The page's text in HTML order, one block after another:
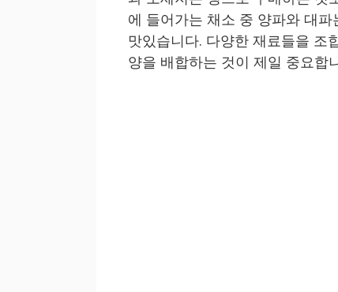
에 들어가는 채소 중 양파와 대
맛있습니다. 다양한 재료들을 조
양을 배합하는 것이 제일 중요합